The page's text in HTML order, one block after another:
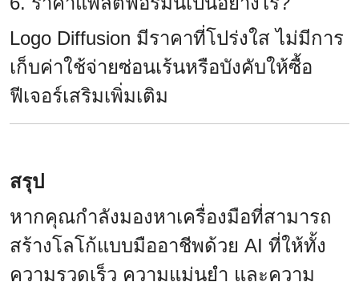
Logo Diffusion มีราคาที่โปร่งใส ไม่มีการ
เก็บค่าใช้จ่ายซ่อนเร้นหรือบังคับให้ซื้อ
ฟีเจอร์เสริมเพิ่มเติม
สรุป
หากคุณกำลังมองหาเครื่องมือที่สามารถ
สร้างโลโก้แบบมืออาชีพด้วย AI ที่ให้ทั้ง
ความรวดเร็ว ความแม่นยำ และความ